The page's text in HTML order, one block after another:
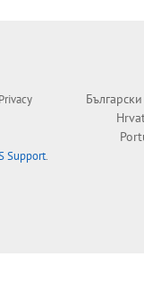
Privacy
Support.
Български